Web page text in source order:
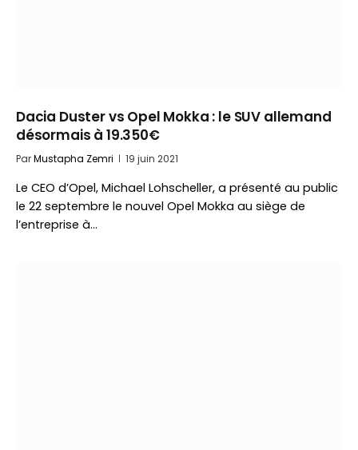
Dacia Duster vs Opel Mokka : le SUV allemand
désormais à 19.350€
ParMustapha Zemri 19 juin 2021
Le CEO d’Opel, Michael Lohscheller, a présenté au public
le 22 septembre le nouvel Opel Mokka au siège de
l’entreprise à…